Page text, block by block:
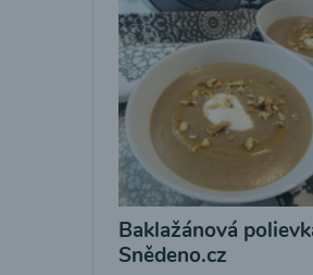
Baklažánová
Snědeno.cz